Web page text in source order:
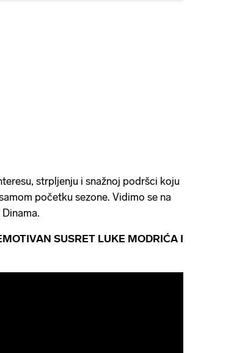
strpljenju i snažnoj podršci koju
početku sezone. Vidimo se na
SUSRET LUKE MODRIĆA I